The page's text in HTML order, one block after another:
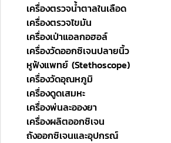
เครื่องตรวจน้ำตาลในเลือด
เครื่องตรวจไขมัน
เครื่องเป่าแอลกอฮอล์
เครื่องวัดออกซิเจนปลายนิ้ว
หูฟังแพทย์ (Stethoscope)
เครื่องวัดอุณหภูมิ
เครื่องดูดเสมหะ
เครื่องพ่นละอองยา
เครื่องผลิตออกซิเจน
ถังออกซิเจนและอุปกรณ์